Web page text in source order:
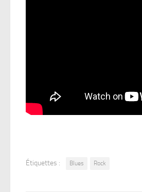
Étiquettes : Blues Rock